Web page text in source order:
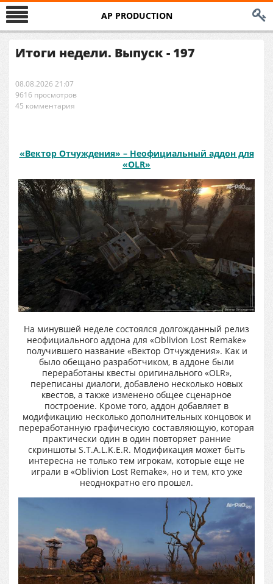
AP PRODUCTION
Итоги недели. Выпуск - 197
08.08.2026 21:07
9616 просмотров
45 комментария
«Вектор Отчуждения» – Неофициальный аддон для
«OLR»
На минувшей неделе состоялся долгожданный релиз
неофициального аддона для «Oblivion Lost Remake»
получившего название «Вектор Отчуждения». Как и
было обещано разработчиком, в аддоне были
переработаны квесты оригинального «OLR»,
переписаны диалоги, добавлено несколько новых
квестов, а также изменено общее сценарное
построение. Кроме того, аддон добавляет в
модификацию несколько дополнительных концовок и
переработанную графическую составляющую, которая
практически один в один повторяет ранние
скриншоты S.T.A.L.K.E.R. Модификация может быть
интересна не только тем игрокам, которые еще не
играли в «Oblivion Lost Remake», но и тем, кто уже
неоднократно его прошел.